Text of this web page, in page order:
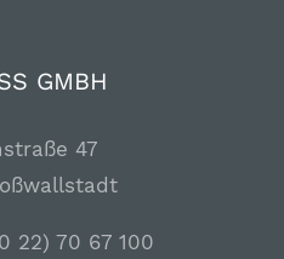
GMBH
47
22) 70 67 100